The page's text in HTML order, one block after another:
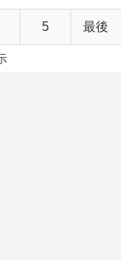
5 最後